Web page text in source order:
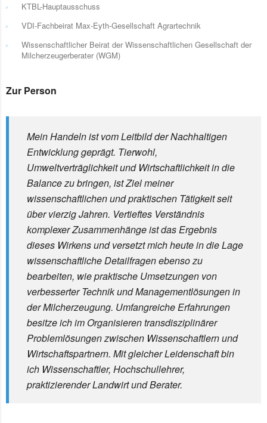
KTBL-Hauptausschuss
VDI-Fachbeirat Max-Eyth-Gesellschaft Agrartechnik
Wissenschaftlicher Beirat der Wissenschaftlichen Gesellschaft der
Milcherzeugerberater (WGM)
Zur Person
Mein Handeln ist vom Leitbild der Nachhaltigen
Entwicklung geprägt. Tierwohl,
Umweltverträglichkeit und Wirtschaftlichkeit in die
Balance zu bringen, ist Ziel meiner
wissenschaftlichen und praktischen Tätigkeit seit
über vierzig Jahren. Vertieftes Verständnis
komplexer Zusammenhänge ist das Ergebnis
dieses Wirkens und versetzt mich heute in die Lage
wissenschaftliche Detailfragen ebenso zu
bearbeiten, wie praktische Umsetzungen von
verbesserter Technik und Managementlösungen in
der Milcherzeugung. Umfangreiche Erfahrungen
besitze ich im Organisieren transdisziplinärer
Problemlösungen zwischen Wissenschaftlern und
Wirtschaftspartnern. Mit gleicher Leidenschaft bin
ich Wissenschaftler, Hochschullehrer,
praktizierender Landwirt und Berater.